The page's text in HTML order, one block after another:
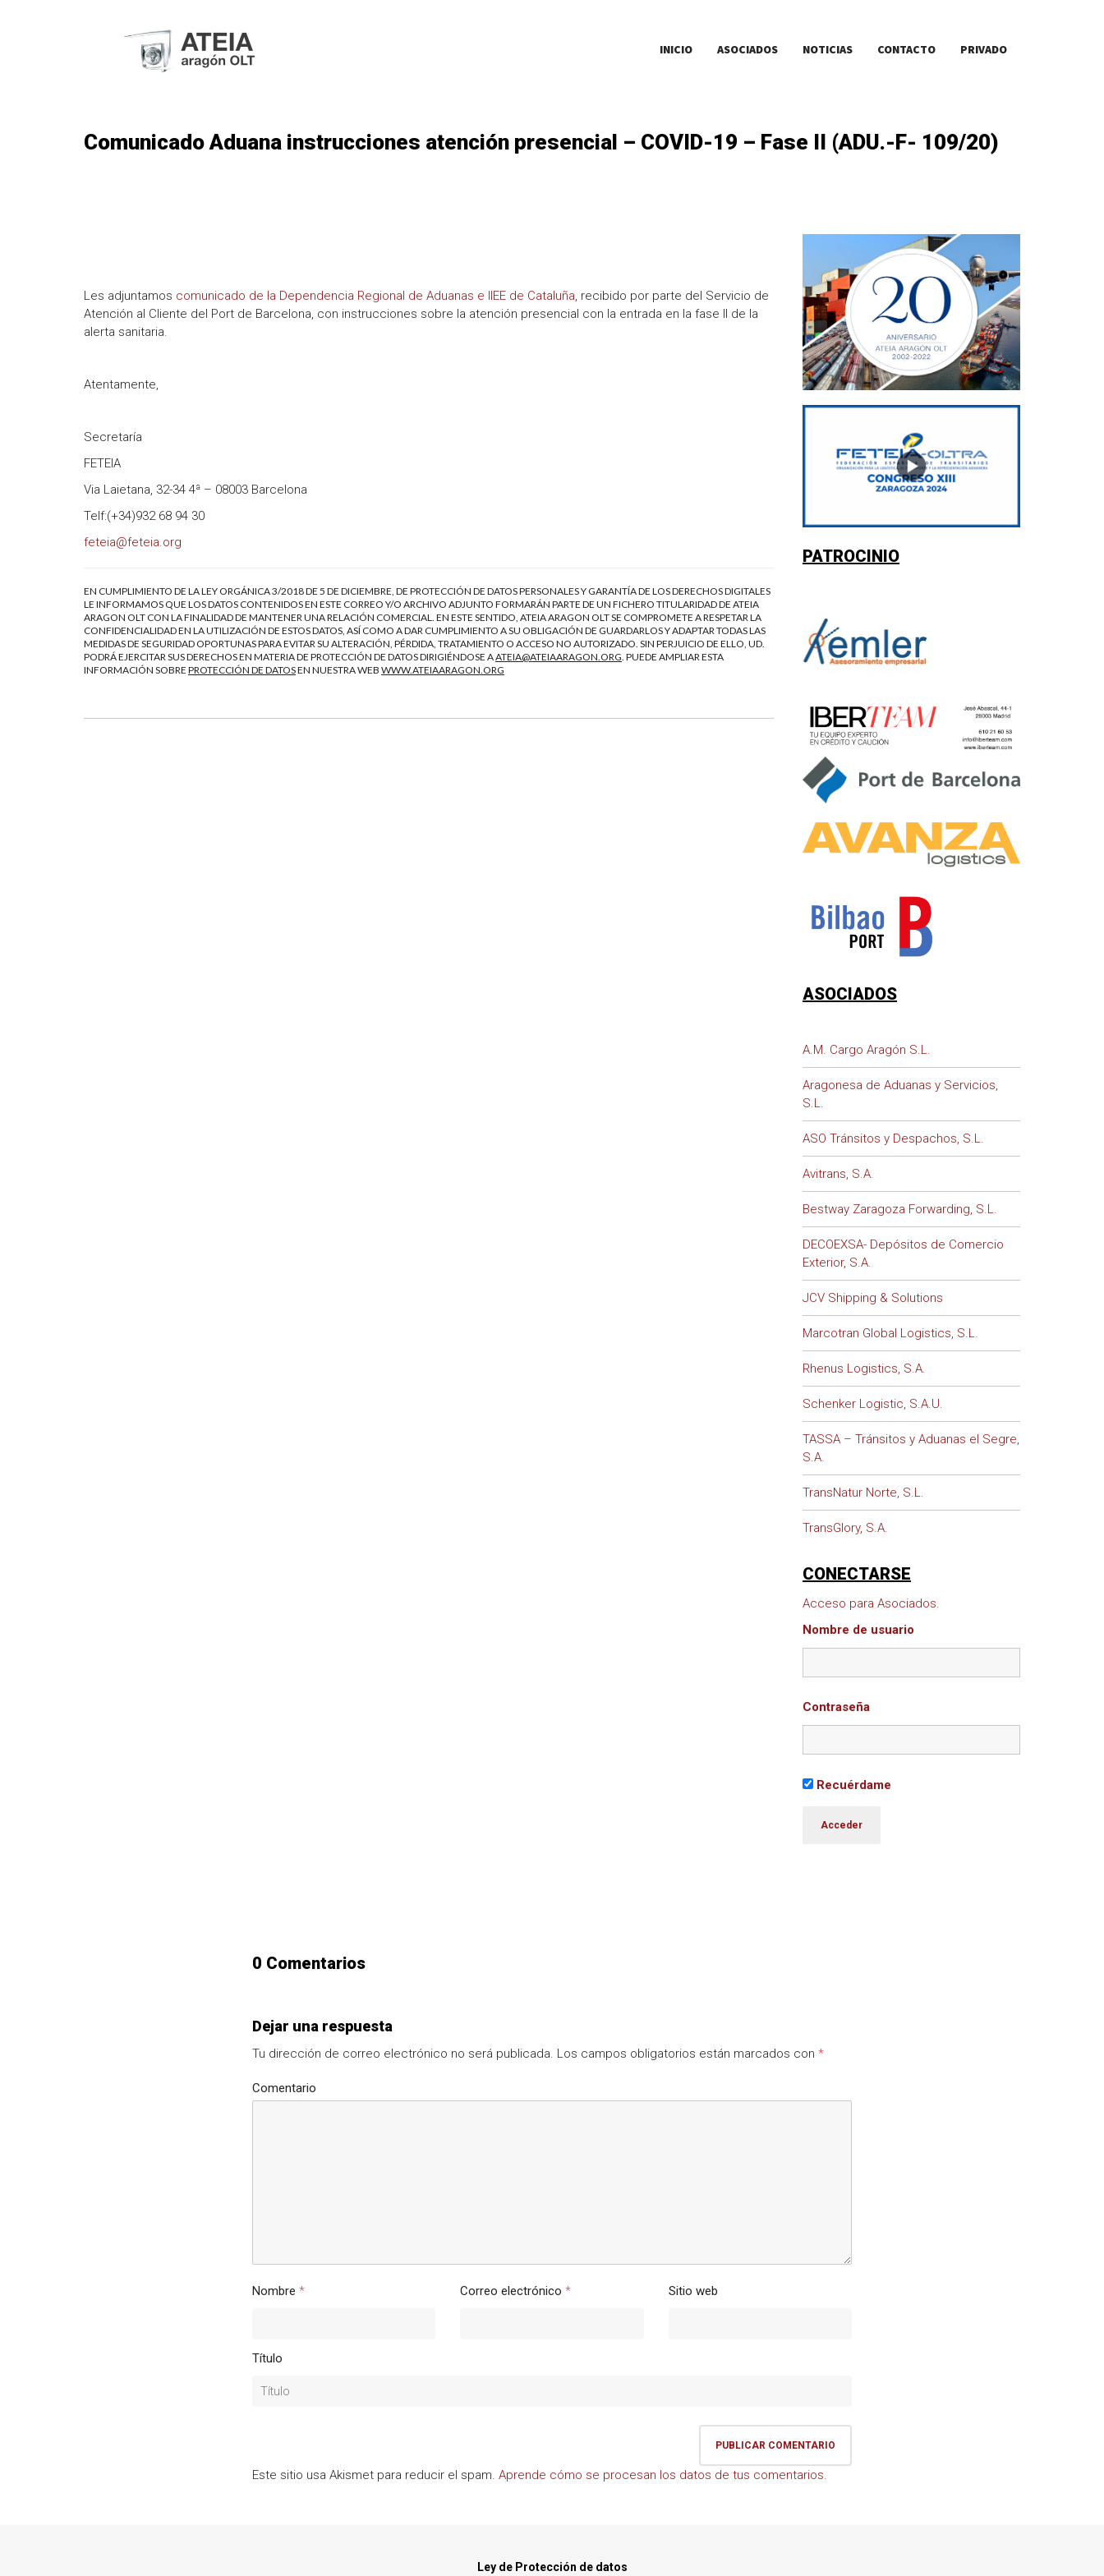
INICIO ASOCIADOS NOTICIAS CONTACTO PRIVADO
Comunicado Aduana instrucciones atención presencial – COVID-19 – Fase II (ADU.-F- 109/20)
Les adjuntamos comunicado de la Dependencia Regional de Aduanas e IIEE de Cataluña, recibido por parte del Servicio de
Atención al Cliente del Port de Barcelona, con instrucciones sobre la atención presencial con la entrada en la fase II de la
alerta sanitaria.
Atentamente,
Secretaría
FETEIA
Via Laietana, 32-34 4ª – 08003 Barcelona
Telf:(+34)932 68 94 30
feteia@feteia.org
EN CUMPLIMIENTO DE LA LEY ORGÁNICA 3/2018 DE 5 DE DICIEMBRE, DE PROTECCIÓN DE DATOS PERSONALES Y GARANTÍA DE LOS DERECHOS DIGITALES
LE INFORMAMOS QUE LOS DATOS CONTENIDOS EN ESTE CORREO Y/O ARCHIVO ADJUNTO FORMARÁN PARTE DE UN FICHERO TITULARIDAD DE ATEIA
ARAGON OLT CON LA FINALIDAD DE MANTENER UNA RELACIÓN COMERCIAL. EN ESTE SENTIDO, ATEIA ARAGON OLT SE COMPROMETE A RESPETAR LA
CONFIDENCIALIDAD EN LA UTILIZACIÓN DE ESTOS DATOS, ASÍ COMO A DAR CUMPLIMIENTO A SU OBLIGACIÓN DE GUARDARLOS Y ADAPTAR TODAS LAS
MEDIDAS DE SEGURIDAD OPORTUNAS PARA EVITAR SU ALTERACIÓN, PÉRDIDA, TRATAMIENTO O ACCESO NO AUTORIZADO. SIN PERJUICIO DE ELLO, UD.
PODRÁ EJERCITAR SUS DERECHOS EN MATERIA DE PROTECCIÓN DE DATOS DIRIGIÉNDOSE AATEIA@ATEIAARAGON.ORG. PUEDE AMPLIAR ESTA
INFORMACIÓN SOBRE PROTECCIÓN DE DATOSEN NUESTRA WEB WWW.ATEIAARAGON.ORG
PATROCINIO
ASOCIADOS
A.M. Cargo Aragón S.L.
Aragonesa de Aduanas y Servicios,
S.L.
ASO Tránsitos y Despachos, S.L.
Avitrans, S.A.
Bestway Zaragoza Forwarding, S.L.
DECOEXSA- Depósitos de Comercio
Exterior, S.A.
JCV Shipping & Solutions
Marcotran Global Logistics, S.L.
Rhenus Logistics, S.A.
Schenker Logistic, S.A.U.
TASSA – Tránsitos y Aduanas el Segre,
S.A.
TransNatur Norte, S.L.
TransGlory, S.A.
CONECTARSE
Acceso para Asociados.
Nombre de usuario
Contraseña
Recuérdame
0 Comentarios
Dejar una respuesta
Tu dirección de correo electrónico no será publicada. Los campos obligatorios están marcados con *
Comentario
Nombre * Correo electrónico * Sitio web
Título
Este sitio usa Akismet para reducir el spam. Aprende cómo se procesan los datos de tus comentarios.
Ley de Protección de datos